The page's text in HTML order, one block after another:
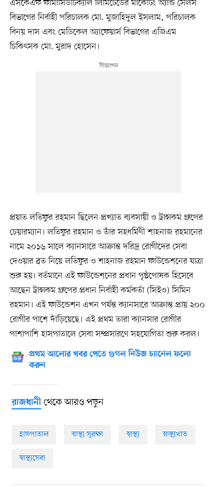
এসকেএফ ফার্মাসিউটিক্যাল লিমিটেডের মার্কেটিং অ্যান্ড সেলস
বিভাগের নির্বাহী পরিচালক মো. মুজাহিদুল ইসলাম, পরিচালক
বিনয় দাস এবং মেডিকেল অ্যাফেয়ার্স বিভাগের এজিএম
চিকিৎসক মো. মুরাদ হোসেন।
প্রয়াত লতিফুর রহমান ছিলেন প্রখ্যাত ব্যবসায়ী ও ট্রান্সকম গ্রুপের
চেয়ারম্যান। লতিফুর রহমান ও তাঁর সহধর্মিণী শাহনাজ রহমানের
নামে ২০১৬ সালে ক্যানসারে আক্রান্ত দরিদ্র রোগীদের সেবা
দেওয়ার ব্রত নিয়ে লতিফুর ও শাহনাজ রহমান ফাউন্ডেশনের যাত্রা
শুরু হয়। বর্তমানে এই ফাউন্ডেশনের প্রধান পৃষ্ঠপোষক হিসেবে
আছেন ট্রান্সকম গ্রুপের প্রধান নির্বাহী কর্মকর্তা (সিইও) সিমিন
রহমান। এই ফাউন্ডেশন এখন পর্যন্ত ক্যানসারে আক্রান্ত প্রায় ২০০
রোগীর পাশে দাঁড়িয়েছে। এই প্রথম তারা ক্যানসার রোগীর
পাশাপাশি হাসপাতালে সেবা সম্প্রসারণে সহযোগিতা শুরু করল।
প্রথম আলোর খবর পেতে গুগল নিউজ চ্যানেল ফলো
করুন
রাজধানীথেকে আরও পড়ুন
হাসপাতাল স্বাস্থ্য সুরক্ষা স্বাস্থ্য স্বাস্থ্যখাত
স্বাস্থ্যসেবা